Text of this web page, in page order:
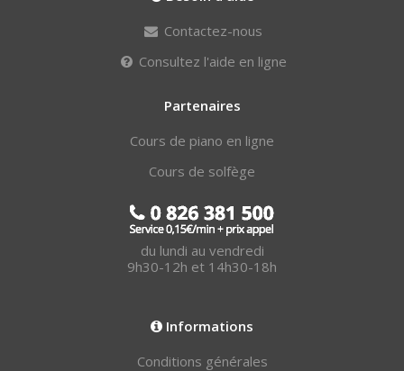
Contactez-nous
Consultez l'aide en ligne
Partenaires
Cours de piano en ligne
Cours de solfège
du lundi au vendredi
9h30-12h et 14h30-18h
Informations
Conditions générales